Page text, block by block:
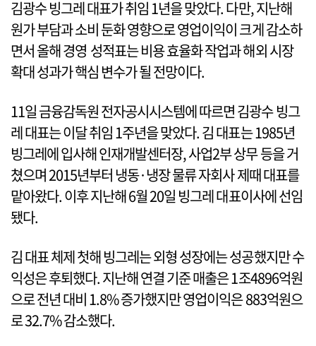
김광수 빙그레 대표가 취임 1년을 맞았다. 다만, 지난해
원가 부담과 소비 둔화 영향으로 영업이익이 크게 감소하
면서 올해 경영 성적표는 비용 효율화 작업과 해외 시장
확대 성과가 핵심 변수가 될 전망이다.
11일 금융감독원 전자공시시스템에 따르면 김광수 빙그
레 대표는 이달 취임 1주년을 맞았다. 김 대표는 1985년
빙그레에 입사해 인재개발센터장, 사업2부 상무 등을 거
쳤으며 2015년부터 냉동·냉장 물류 자회사 제때 대표를
맡아왔다. 이후 지난해 6월 20일 빙그레 대표이사에 선임
됐다.
김 대표 체제 첫해 빙그레는 외형 성장에는 성공했지만 수
익성은 후퇴했다. 지난해 연결 기준 매출은 1조4896억원
으로 전년 대비 1.8% 증가했지만 영업이익은 883억원으
로 32.7% 감소했다.